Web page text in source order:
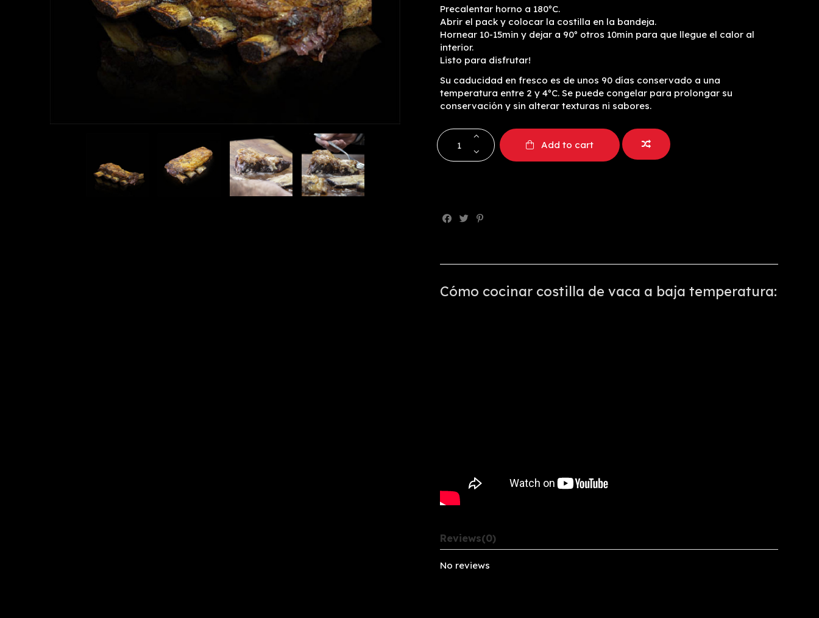
Precalentar horno a 180ºC.
Abrir el pack y colocar la costilla en la bandeja.
Hornear 10-15min y dejar a 90º otros 10min para que llegue el calor al
interior.
Listo para disfrutar!
Su caducidad en fresco es de unos 90 días conservado a una
temperatura entre 2 y 4ºC. Se puede congelar para prolongar su
conservación y sin alterar texturas ni sabores.
Add to cart
Cómo cocinar costilla de vaca a baja temperatura:
Reviews(0)
No reviews